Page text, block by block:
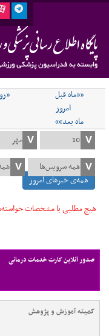
««ماه قبل
امروز
ماه بعد»»
همه‌ی خبرهای امروز
هیچ مطلبی با مشخصات
صدور آنلاین کارت خدمات درمانی
کمیته آموزش و پژوهش